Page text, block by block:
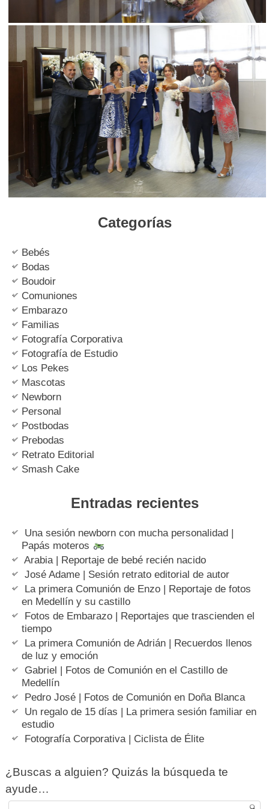
Categorías
Bebés
Bodas
Boudoir
Comuniones
Embarazo
Familias
Fotografía Corporativa
Fotografía de Estudio
Los Pekes
Mascotas
Newborn
Personal
Postbodas
Prebodas
Retrato Editorial
Smash Cake
Entradas recientes
Una sesión newborn con mucha personalidad |
Papás moteros
Arabia | Reportaje de bebé recién nacido
José Adame | Sesión retrato editorial de autor
La primera Comunión de Enzo | Reportaje de fotos
en Medellín y su castillo
Fotos de Embarazo | Reportajes que trascienden el
tiempo
La primera Comunión de Adrián | Recuerdos llenos
de luz y emoción
Gabriel | Fotos de Comunión en el Castillo de
Medellín
Pedro José | Fotos de Comunión en Doña Blanca
Un regalo de 15 días | La primera sesión familiar en
estudio
Fotografía Corporativa | Ciclista de Élite
¿Buscas a alguien? Quizás la búsqueda te
ayude…